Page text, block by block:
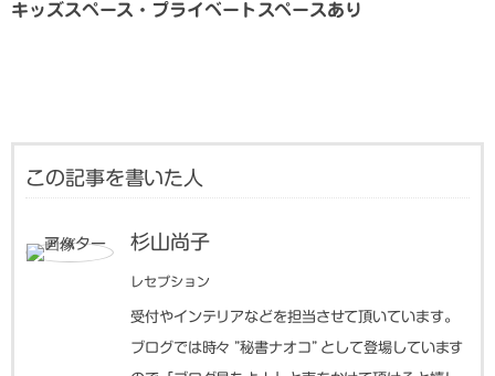
キッズスペース・プライベートスペースあり
この記事を書いた人
杉山尚子
レセプション
受付やインテリアなどを担当させて頂いています。
ブログでは時々 ”秘書ナオコ” として登場しています